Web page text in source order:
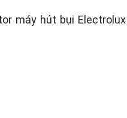
máy hút bụi Electrolux